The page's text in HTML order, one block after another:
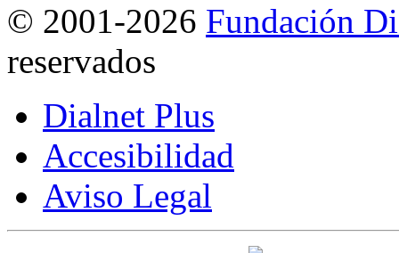
© 2001-2026 Fundación
reservados
Dialnet Plus
Accesibilidad
Aviso Legal